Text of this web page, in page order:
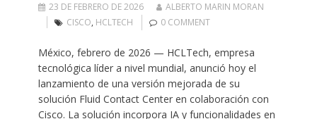
23 DE FEBRERO DE 2026
ALBERTO MARIN MORAN
CISCO, HCLTECH 0 COMMENT
México, febrero de 2026 — HCLTech, empresa
tecnológica líder a nivel mundial, anunció hoy el
lanzamiento de una versión mejorada de su
solución Fluid Contact Center en colaboración con
Cisco. La solución incorpora IA y funcionalidades en